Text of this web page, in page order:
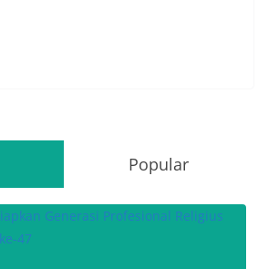
Popular